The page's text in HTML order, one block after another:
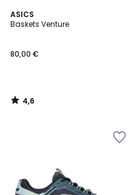
ASICS
Baskets Venture
80,00 €
4,6
/ 5
4,6
/